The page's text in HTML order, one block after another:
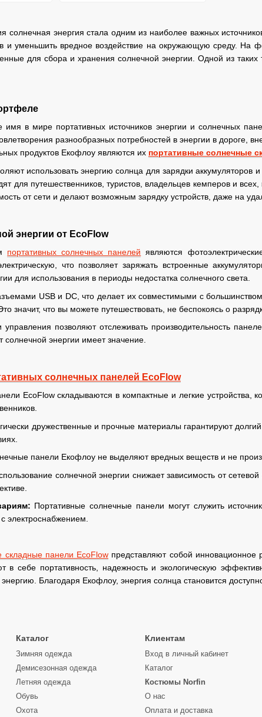
солнечная энергия стала одним из наиболее важных
и уменьшить вредное воздействие на окружающую среду. На
для сбора и хранения солнечной энергии. Одной из
имя в мире портативных источников энергии и солнечных
разнообразных потребностей в энергии в дороге,
продуктов Екофлоу являются их портативные солнечные
использовать энергию солнца для зарядки аккумуляторов
для путешественников, туристов, владельцев кемперов и
от сети и делают возможным зарядку устройств, даже на
энергии от EcoFlow
портативных солнечных панелей являются
что позволяет заряжать встроенные
для использования в периоды недостатка солнечного света.
USB и DC, что делает их совместимыми с
значит, что вы можете путешествовать, не беспокоясь о
позволяют отслеживать производительность
солнечной энергии имеет значение.
солнечных панелей EcoFlow
EcoFlow складываются в компактные и легкие
дружественные и прочные материалы гарантируют
панели Екофлоу не выделяют вредных веществ и не
солнечной энергии снижает зависимость от
Портативные солнечные панели могут служить
электроснабжением.
складные панели EcoFlow представляют собой инновационное
в себе портативность, надежность и экологическую
Благодаря Екофлоу, энергия солнца становится
Каталог
Зимняя одежда
Демисезонная одежда
Летняя одежда
Обувь
Охота
Клиентам
Вход в личный кабинет
Каталог
Костюмы Norfin
О нас
Оплата и доставка